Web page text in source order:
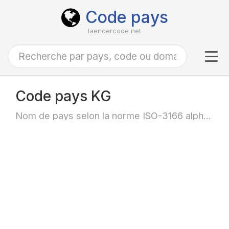
Code pays
laendercode.net
Code pays KG
Nom de pays selon la norme ISO-3166 alpha-2